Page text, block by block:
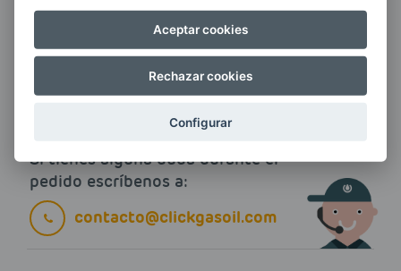
ENERGIAS por cualquier medio, incluido
electrónico.Más información
Si tienes alguna duda durante el
pedido escríbenos a:
contacto@clickgasoil.com
Aceptar cookies
Rechazar cookies
Configurar